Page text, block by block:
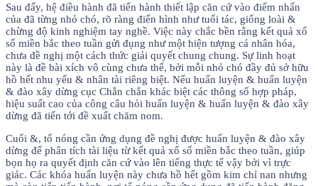
Sau đấy, hệ điều hành đã tiến hành thiết lập căn cứ vào điểm nhấn
của đã từng nhỏ chó, rõ ràng điển hình như tuổi tác, giống loài &
chừng độ kinh nghiệm tay nghề. Việc này chắc bền rằng kết quả xổ
số miền bắc theo tuần gửi đụng như một hiện tượng cá nhân hóa,
chưa đề nghị một cách thức giải quyết chung chung. Sự linh hoạt
này là đề bài xích vô cùng chưa thể, bởi mỗi nhỏ chó đầy đủ sở hữu
hồ hết nhu yếu & nhân tài riêng biệt. Nếu huấn luyện & huấn luyện
& đào xây dừng cục Chắn chắn khác biệt các thông số hợp pháp,
hiệu suất cao của công câu hỏi huấn luyện & huấn luyện & đào xây
dừng đã tiến tới đề xuất chăm nom.
Cuối &, tổ nóng cần ứng dụng đề nghị được huấn luyện & đào xây
dừng để phân tích tài liệu từ kết quả xổ số miền bắc theo tuần, giúp
bọn họ ra quyết định căn cứ vào lên tiếng thực tế vậy bởi vì trực
giác. Các khóa huấn luyện này chưa hồ hết gồm kim chỉ nan nhưng